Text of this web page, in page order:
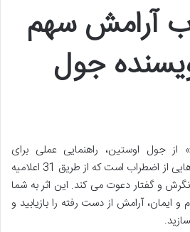
آرامش سهم
جول
جول اوستین، راهنمایی عملی برای
دستیابی به سکون درونی و رهایی از اضطراب است که از طریق 31 اعلامیه
نگرش و گفتار دعوت می کند. این اثر به شما
ایمان، آرامش از دست رفته را بازیابید و